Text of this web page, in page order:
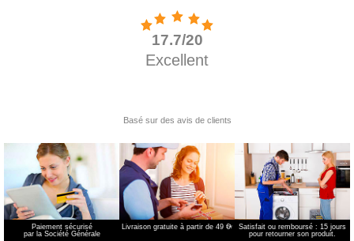
Paiement sécurisé
par la Société Générale
Livraison gratuite à partir de 49 €*
Satisfait ou remboursé : 15 jours
pour retourner son produit.